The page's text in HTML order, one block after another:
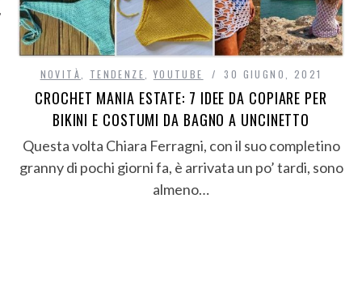
NOVITÀ TENDENZE YOUTUBE 30 GIUGNO, 2021
CROCHET MANIA ESTATE: 7 IDEE DA COPIARE PER
BIKINI E COSTUMI DA BAGNO A UNCINETTO
Questa volta Chiara Ferragni, con il suo completino
granny di pochi giorni fa, è arrivata un po’ tardi, sono
almeno…